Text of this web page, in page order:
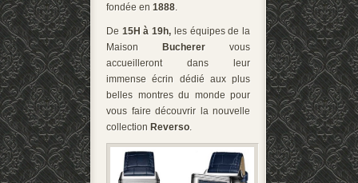
fondée en 1888
De 15H à 19h, les équipes de la
Maison Bucherer vous
accueilleront dans leur
immense écrin dédié aux plus
belles montres du monde pour
vous faire découvrir la nouvelle
collection Reverso